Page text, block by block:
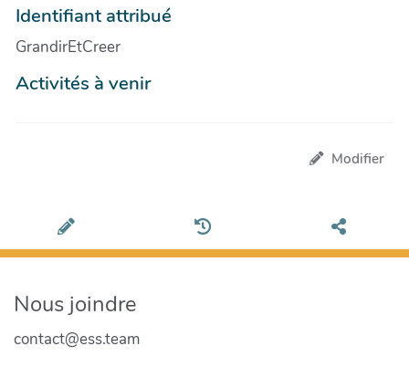
Identifiant attribué
GrandirEtCreer
Activités à venir
Modifier
Nous joindre
contact@ess.team